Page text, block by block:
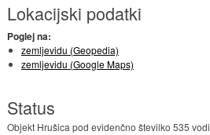
Lokacijski podatki
Poglej na:
zemljevidu (Geopedia)
zemljevidu (Google Maps)
Status
Objekt Hrušica pod evidenčno številko 535 vodi